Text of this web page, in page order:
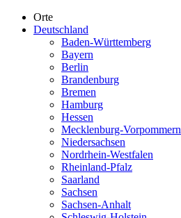
Orte
Deutschland
Baden-Württemberg
Bayern
Berlin
Brandenburg
Bremen
Hamburg
Hessen
Mecklenburg-Vorpommern
Niedersachsen
Nordrhein-Westfalen
Rheinland-Pfalz
Saarland
Sachsen
Sachsen-Anhalt